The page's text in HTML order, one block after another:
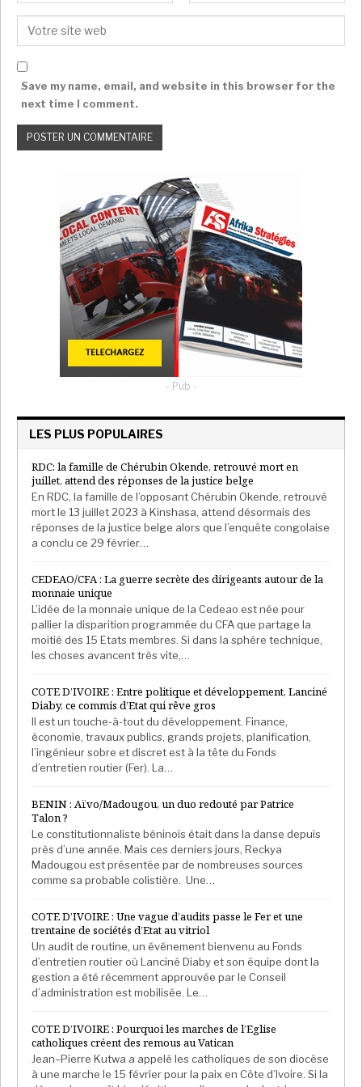
km et large de 6 à 12 km, privé de tout avec 2.200.000
personnes accentue les colères et frustrations.
Quelle est la position de l’Afrique ?
A LIRE AUSSI
Le Tchad échappe aux sanctions de l’Union
africaine malgré…
L’Union africaine va se réunir pour débattre
d’éventuelles…
Super Admin Nov 10, 2022
Le président de l’Union africaine appelle au
dialogue…
MAX-SAVI Carmel
L’Afrique n’a pas de position commune officielle.
L’Egypte a fait la paix avec Israël dès 1979, poussée
africains, longtemps victime
2018, malgré les pressions américaines pour faire
voter une résolution condamnant, là déjà, les frappes
du Hamas sur l’état hébreu, seul sept pays sur
cinquante-trois ont voté pour, 28 contre même si 10
ont été absents et que
tunisiens, Tunis n’entretient pas de relation
diplomatique avec Tel-Aviv et alors qu’en août2023
le sujet a été évoqué, la réplique d’Israël dans la bande
de Gaza plonge la perspective dans l’impasse.
Seul le
cadre d’un accord tripartite dans lequel les Etats-Unis
ont reconnu la souveraineté du royaume chérifien
sur le Sahara occidental. Il s’agit donc d’un acte plutôt
politique qui n’influence en rien l’opinion marocaine
largement acquise à la Palestine.
d’apartheid » alors que le Nigeria privilégie les
relations économiques et non diplomatiques, tout en
défendant la cause palestinienne.
Pourquoi le clan des pro-israéliens se conforte
Les états soutenant Israël sur le continent sont de
plus en plus nombreux à cause du besoin sécuritaire
sans cesse grandissant des dictatures africaines. Le
Cameroun en est l’illustration parfaite. Les deux
palais d’Etoudi et de Mvomeka’a où vit Paul Biya sont
surveillés électroniquement par le Mossad qui y a
déployé ses hommes. Le Rwanda et l
bénéficient du solideappui militaire d’Israël alors que
le Togo a confié une partie de ses renseignements
Save my name, email, and website in this browser for the
next time I comment.
- Pub -
LES PLUS POPULAIRES
RDC: la famille de Chérubin Okende, retrouvé mort en
juillet, attend des réponses de la justice belge
En RDC, la famille de l’opposant Chérubin Okende, retrouvé
mort le 13 juillet 2023 à Kinshasa, attend désormais des
réponses de la justice belge alors que l’enquête congolaise
a conclu ce 29 février…
CEDEAO/CFA : La guerre secrète des dirigeants autour de la
monnaie unique
L’idée de la monnaie unique de la Cedeao est née pour
pallier la disparition programmée du CFA que partage la
moitié des 15 Etats membres. Si dans la sphère technique,
les choses avancent très vite,…
COTE D’IVOIRE : Entre politique et développement, Lanciné
Diaby, ce commis d’Etat qui rêve gros
Il est un touche-à-tout du développement. Finance,
économie, travaux publics, grands projets, planification,
l’ingénieur sobre et discret est à la tête du Fonds
d’entretien routier (Fer). La…
BENIN : Aïvo/Madougou, un duo redouté par Patrice
Talon ?
Le constitutionnaliste béninois était dans la danse depuis
près d’une année. Mais ces derniers jours, Reckya
Madougou est présentée par de nombreuses sources
comme sa probable colistière. Une…
COTE D’IVOIRE : Une vague d’audits passe le Fer et une
trentaine de sociétés d’Etat au vitriol
Un audit de routine, un événement bienvenu au Fonds
d’entretien routier où Lanciné Diaby et son équipe dont la
gestion a été récemment approuvée par le Conseil
d’administration est mobilisée. Le…
COTE D’IVOIRE : Pourquoi les marches de l’Eglise
catholiques créent des remous au Vatican
Jean–Pierre Kutwa a appelé les catholiques de son diocèse
à une marche le 15 février pour la paix en Côte d’Ivoire. Si la